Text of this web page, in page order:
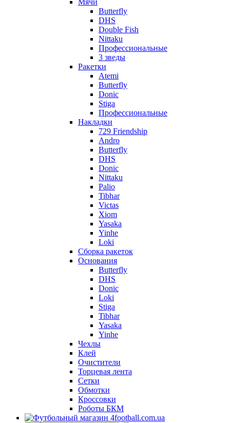
Butterfly
DHS
Double Fish
Nittaku
Профессиональные
3 зведы
Ракетки
Atemi
Butterfly
Donic
Stiga
Профессиональные
Накладки
729 Friendship
Andro
Butterfly
DHS
Donic
Nittaku
Palio
Tibhar
Victas
Xiom
Yasaka
Yinhe
Loki
Сборка ракеток
Основания
Butterfly
DHS
Donic
Loki
Stiga
Tibhar
Yasaka
Yinhe
Чехлы
Клей
Очистители
Торцевая лента
Сетки
Обмотки
Кроссовки
Роботы БКМ